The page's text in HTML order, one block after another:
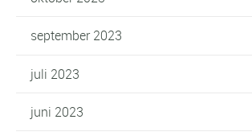
september 2023
juli 2023
juni 2023